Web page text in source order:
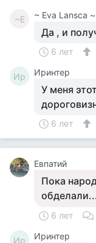
~E ~ Eva Lansca ~
Да , и
6 лет
Ир Иринтер
У меня
6 лет
Евпатий
Пока
6 лет
Ир Иринтер